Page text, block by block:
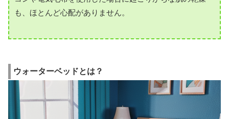
も、ほとんど心配がありません。
ウォーターベッドとは？